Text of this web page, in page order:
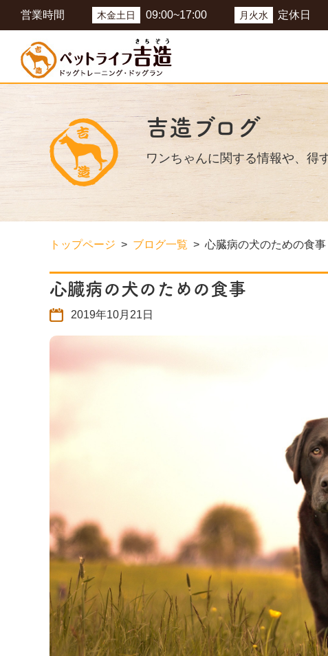
営業時間 木金土日 09:00~17:00 月火水 定休日
吉造ブログ
ワンちゃんに関する情報や、得
トップページ ブログ一覧 心臓病の犬のための食事
心臓病の犬のための食事
2019年10月21日